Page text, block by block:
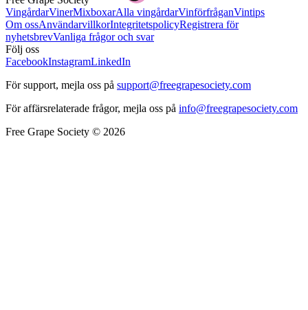
VingårdarVinerMixboxarAlla vingårdarVinförfråganVintips
Om ossAnvändarvillkorIntegritetspolicyRegistrera för
nyhetsbrevVanliga frågor och svar
Följ oss
FacebookInstagramLinkedIn
För support, mejla oss på support@freegrapesociety.com
För affärsrelaterade frågor, mejla oss på info@freegrapesociety.com
Free Grape Society © 2026